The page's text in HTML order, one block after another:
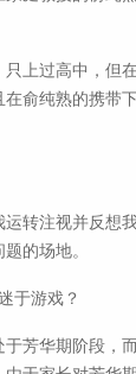
只上过高中，但
在俞纯熟的携带
转注视并反想
的场地。
于游戏？
芳华期阶段，